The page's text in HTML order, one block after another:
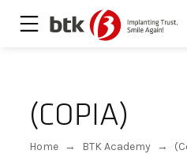
(COPIA)
Home → BTK Academy →